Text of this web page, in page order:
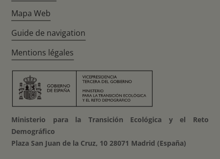
Mapa Web
Guide de navigation
Mentions légales
Ministerio para la Transición Ecológica y el Reto
Demográfico
Plaza San Juan de la Cruz, 10 28071 Madrid (España)